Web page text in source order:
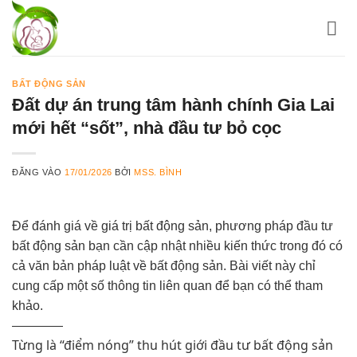
Bỏ
qua
nội
BẤT ĐỘNG SẢN
Đất dự án trung tâm hành chính Gia Lai
mới hết “sốt”, nhà đầu tư bỏ cọc
ĐĂNG VÀO 17/01/2026 BỞIMSS. BÌNH
Để đánh giá về giá trị bất động sản, phương pháp đầu tư
bất động sản bạn cần cập nhật nhiều kiến thức trong đó có
cả văn bản pháp luật về bất động sản. Bài viết này chỉ
cung cấp một số thông tin liên quan để bạn có thể tham
khảo.
————
Từng là “điểm nóng” thu hút giới đầu tư bất động sản